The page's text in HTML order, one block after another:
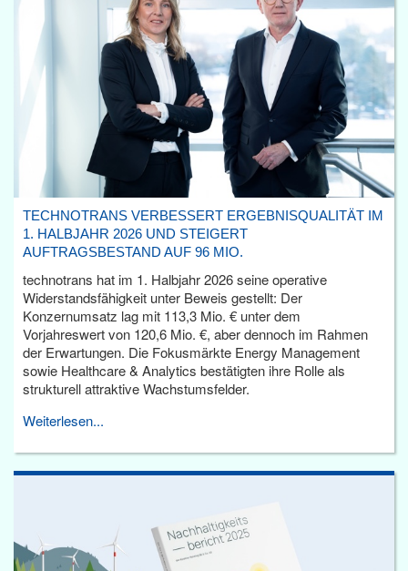
TECHNOTRANS VERBESSERT ERGEBNISQUALITÄT IM
1. HALBJAHR 2026 UND STEIGERT
AUFTRAGSBESTAND AUF 96 MIO.
technotrans hat im 1. Halbjahr 2026 seine operative
Widerstandsfähigkeit unter Beweis gestellt: Der
Konzernumsatz lag mit 113,3 Mio. € unter dem
Vorjahreswert von 120,6 Mio. €, aber dennoch im Rahmen
der Erwartungen. Die Fokusmärkte Energy Management
sowie Healthcare & Analytics bestätigten ihre Rolle als
strukturell attraktive Wachstumsfelder.
Weiterlesen...